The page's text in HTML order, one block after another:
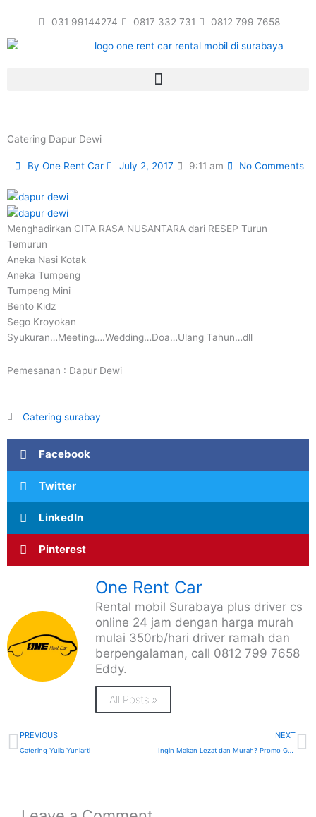
content
031 99144274 0817 332 731 0812 799 7658
Catering Dapur Dewi
By One Rent Car July 2, 2017 9:11 am No Comments
Menghadirkan CITA RASA NUSANTARA dari RESEP Turun
Temurun
Aneka Nasi Kotak
Aneka Tumpeng
Tumpeng Mini
Bento Kidz
Sego Kroyokan
Syukuran…Meeting….Wedding…Doa…Ulang Tahun…dll
Pemesanan : Dapur Dewi
Catering surabay
Facebook
Twitter
LinkedIn
Pinterest
One Rent Car
Rental mobil Surabaya plus driver cs
online 24 jam dengan harga murah
mulai 350rb/hari driver ramah dan
berpengalaman, call 0812 799 7658
Eddy.
All Posts »
Prev
PREVIOUS
Catering Yulia Yuniarti
NEXT
Ingin Makan Lezat dan Murah? Promo Grab Food Surabaya Solusinya